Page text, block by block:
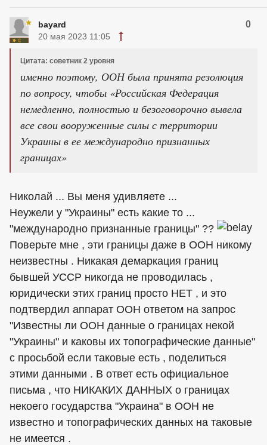
bayard 0
20 мая 2023 11:05
Цитата: советник 2 уровня
именно поэтому, ООН была принята резолюция
по вопросу, чтобы «Российская Федерация
немедленно, полностью и безоговорочно вывела
все свои вооруженные силы с территории
Украины в ее международно признанных
границах»
Николай ... Вы меня удивляете ...
Неужели у "Украины" есть какие то ...
"международно признанные границы" ??
Поверьте мне , эти границы даже в ООН никому
неизвестны . Никакая демаркация границ
бывшей УССР никогда не проводилась ,
юридически этих границ просто НЕТ , и это
подтвердил аппарат ООН ответом на запрос
"Известны ли ООН данные о границах некой
"Украины" и каковы их топографические данные"
с просьбой если таковые есть , поделиться
этими данными . В ответ есть официальное
письма , что НИКАКИХ ДАННЫХ о границах
некоего государства "Украина" в ООН не
известно и топографических данных на таковые
не имеется .